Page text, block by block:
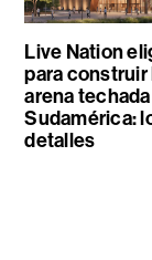
Live Nation
para construir
arena
Sudamérica:
detalles